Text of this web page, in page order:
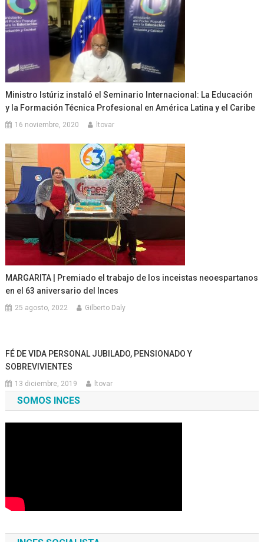
Ministro Istúriz instaló el Seminario Internacional: La Educación
y la Formación Técnica Profesional en América Latina y el Caribe
16 noviembre, 2020 ltovar
MARGARITA | Premiado el trabajo de los inceistas neoespartanos
en el 63 aniversario del Inces
25 agosto, 2022 Gilberto Daly
FÉ DE VIDA PERSONAL JUBILADO, PENSIONADO Y
SOBREVIVIENTES
13 diciembre, 2019 ltovar
SOMOS INCES